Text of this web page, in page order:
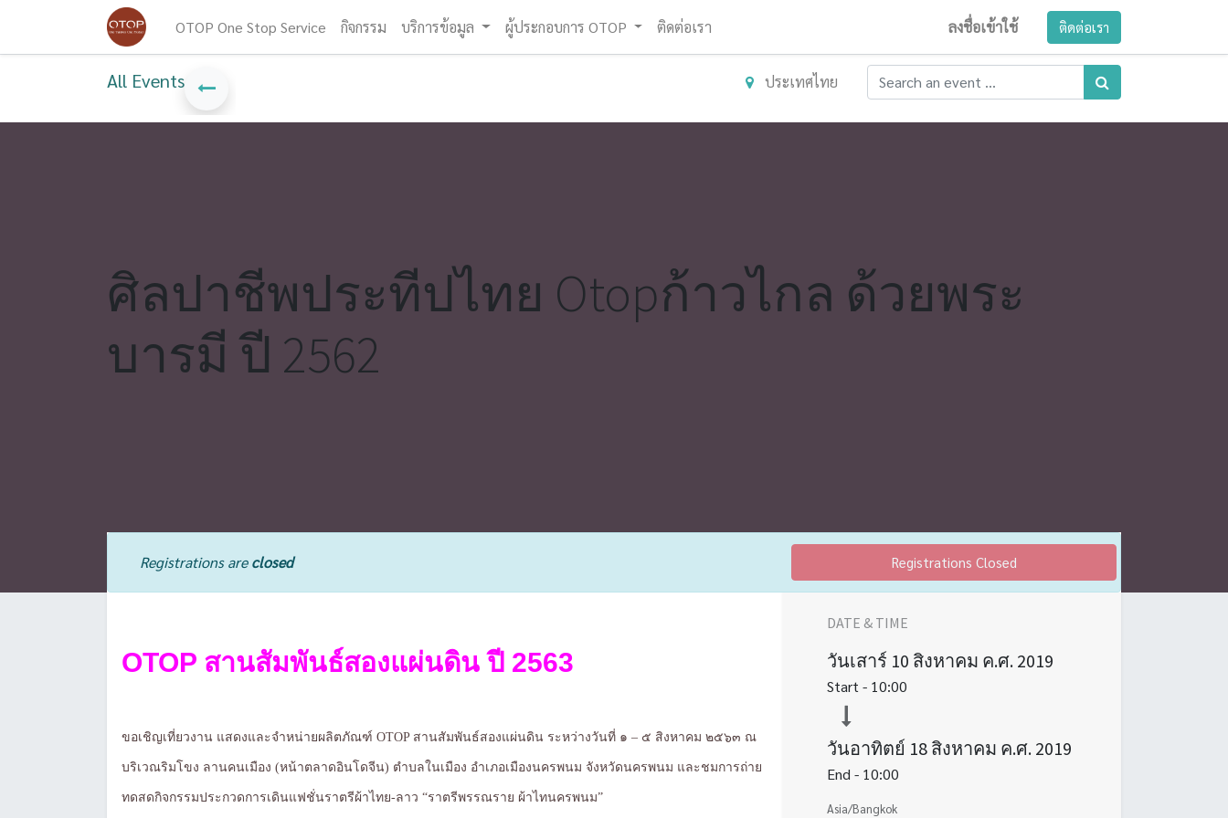
OTOP One Stop Service กิจกรรม บริการข้อมูล ผู้ประกอบการ OTOP ติดต่อเรา ลงชื่อเข้าใช้ ติดต่อเรา
All Events ประเทศไทย
ศิลปาชีพประทีปไทย Otopก้าวไกล ด้วยพระ
บารมี ปี 2562
Registrations areclosed Registrations Closed
OTOP สานสัมพันธ์สองแผ่นดิน ปี 2563
ขอเชิญเที่ยวงาน แสดงและจำหน่ายผลิตภัณฑ์ OTOP สานสัมพันธ์สองแผ่นดิน ระหว่างวันที่ ๑ – ๕ สิงหาคม ๒๕๖๓ ณ
บริเวณริมโขง ลานคนเมือง (หน้าตลาดอินโดจีน) ตำบลในเมือง อำเภอเมืองนครพนม จังหวัดนครพนม และชมการถ่าย
ทดสดกิจกรรมประกวดการเดินแฟชั่นราตรีผ้าไทย-ลาว “ราตรีพรรณราย ผ้าไทนครพนม”
DATE & TIME
วันเสาร์ 10 สิงหาคม ค.ศ. 2019
Start - 10:00
วันอาทิตย์ 18 สิงหาคม ค.ศ. 2019
End - 10:00
Asia/Bangkok